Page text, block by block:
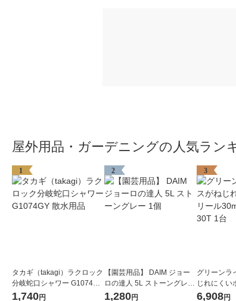
屋外用品・ガーデニングの人気ラン
1
タカギ（takagi）ラクロック
分岐蛇口シャワー G1074GY
散水用品
1,740円
2
【園芸用品】 DAIM ジョー
ロの達人 5L ストーングレー
1個
1,280円
3
グリーンラ
じれにくい
mセット
6,908円